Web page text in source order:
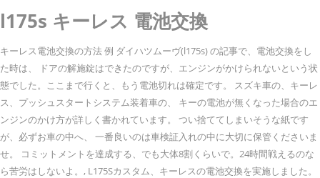
l175s キーレス 電池交換
キーレス電池交換の方法 例 ダイハツムーヴ(l175s) の記事で、電池交換をし
た時は、 ドアの解施錠はできたのですが、エンジンがかけられないという状
態でした。ここまで行くと、もう電池切れは確定です。 スズキ車の、キーレ
ス、プッシュスタートシステム装着車の、 キーの電池が無くなった場合のエ
ンジンのかけ方が詳しく書かれています。 つい捨ててしまいそうな紙です
が、必ずお車の中へ、 一番良いのは車検証入れの中に大切に保管くださいま
せ。 コミットメントを達成する、でも大体8割くらいで。24時間戦えるのな
ら苦労はしないよ。, L175Sカスタム、キーレスの電池交換を実施しました。